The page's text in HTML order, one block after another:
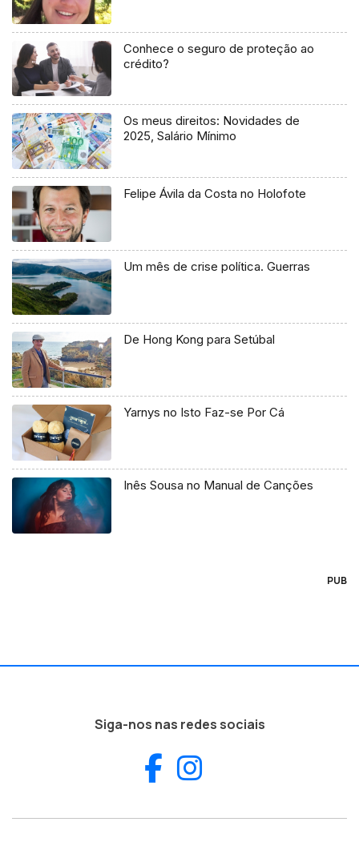
Conhece o seguro de proteção ao
crédito?
Os meus direitos: Novidades de
2025, Salário Mínimo
Felipe Ávila da Costa no Holofote
Um mês de crise política. Guerras
De Hong Kong para Setúbal
Yarnys no Isto Faz-se Por Cá
Inês Sousa no Manual de Canções
PUB
Siga-nos nas redes sociais
Facebook